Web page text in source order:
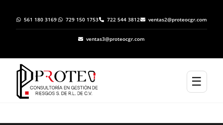
561 180 3169 729 150 1753 722 544 3812 ventas2@proteocgr.com
ventas3@proteocgr.com
☰